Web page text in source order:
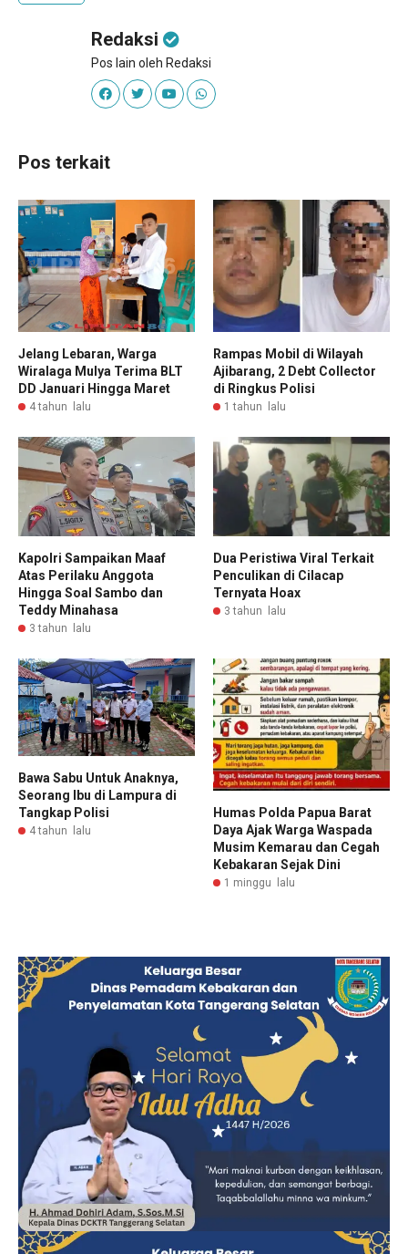
Redaksi
Pos lain oleh Redaksi
Pos terkait
Jelang Lebaran, Warga
Wiralaga Mulya Terima BLT
DD Januari Hingga Maret
4 tahun lalu
Rampas Mobil di Wilayah
Ajibarang, 2 Debt Collector
di Ringkus Polisi
1 tahun lalu
Kapolri Sampaikan Maaf
Atas Perilaku Anggota
Hingga Soal Sambo dan
Teddy Minahasa
3 tahun lalu
Dua Peristiwa Viral Terkait
Penculikan di Cilacap
Ternyata Hoax
3 tahun lalu
Bawa Sabu Untuk Anaknya,
Seorang Ibu di Lampura di
Tangkap Polisi
4 tahun lalu
Humas Polda Papua Barat
Daya Ajak Warga Waspada
Musim Kemarau dan Cegah
Kebakaran Sejak Dini
1 minggu lalu